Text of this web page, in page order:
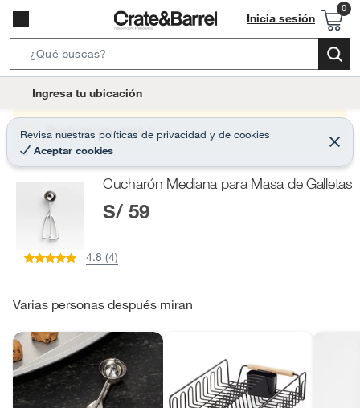
Inicia sesión
e
r
c
B
t
o
Ingresa tu ubicación
Revisa nuestras políticas de privacidad y de cookies
Aceptar cookies
C
e
r
a
r
Producto sin stock :(
Cucharón Mediana para Masa de Galletas
S/ 59
4.8 (4)
Varias personas después miran